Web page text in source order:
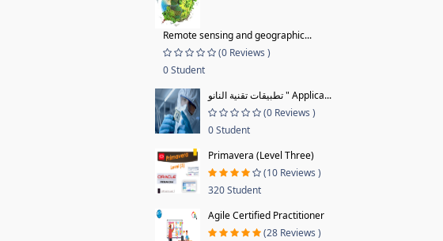
Remote sensing and geographic...
(0 Reviews )
0 Student
تطبيقات تقنية النانو " Applica...
(0 Reviews )
0 Student
Primavera (Level Three)
(10 Reviews )
320 Student
Agile Certified Practitioner
(28 Reviews )